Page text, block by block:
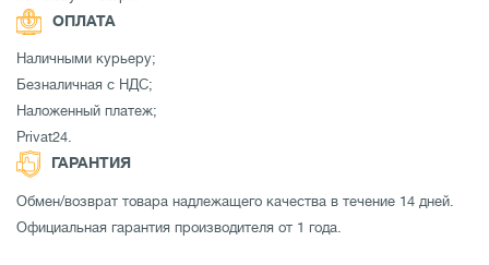
ОПЛАТА
Наличными курьеру;
Безналичная с НДС;
Наложенный платеж;
Privat24.
ГАРАНТИЯ
Обмен/возврат товара надлежащего качества в течение 14 дней.
Официальная гарантия производителя от 1 года.